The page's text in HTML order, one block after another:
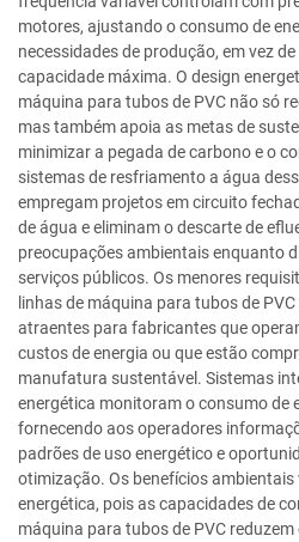
motores, ajustando o consumo de
necessidades de produção, em vez
capacidade máxima. O design
máquina para tubos de PVC não só
mas também apoia as metas de
minimizar a pegada de carbono e o
sistemas de resfriamento a água
empregam projetos em circuito
de água e eliminam o descarte de
preocupações ambientais enquanto
serviços públicos. Os menores
linhas de máquina para tubos de
atraentes para fabricantes que
custos de energia ou que estão
manufatura sustentável. Sistemas
energética monitoram o consumo de
fornecendo aos operadores
padrões de uso energético e
otimização. Os benefícios ambientais
energética, pois as capacidades de
máquina para tubos de PVC